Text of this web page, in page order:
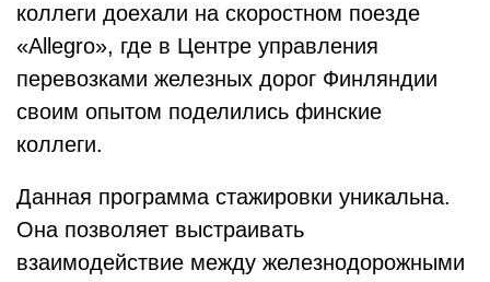
коллеги доехали на скоростном поезде
«Allegro», где в Центре управления
перевозками железных дорог Финляндии
своим опытом поделились финские
коллеги.
Данная программа стажировки уникальна.
Она позволяет выстраивать
взаимодействие между железнодорожными